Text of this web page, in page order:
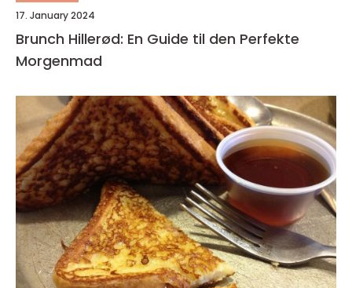
17. January 2024
Brunch Hillerød: En Guide til den Perfekte
Morgenmad